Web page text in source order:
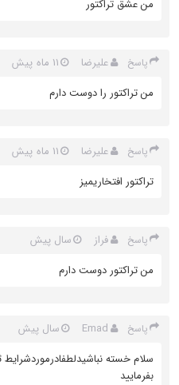
من عشق تراکتور
پاسخ علیرضا
11 ماه پیش
من تراکتور را دوست دارم
پاسخ علیرضا
11 ماه پیش
تراکتور افتخاریمیز
پاسخ فراز
سال پیش
من تراکتور دوست دارم
پاسخ Emad
سال پیش
سلام خسته
بفرمایید